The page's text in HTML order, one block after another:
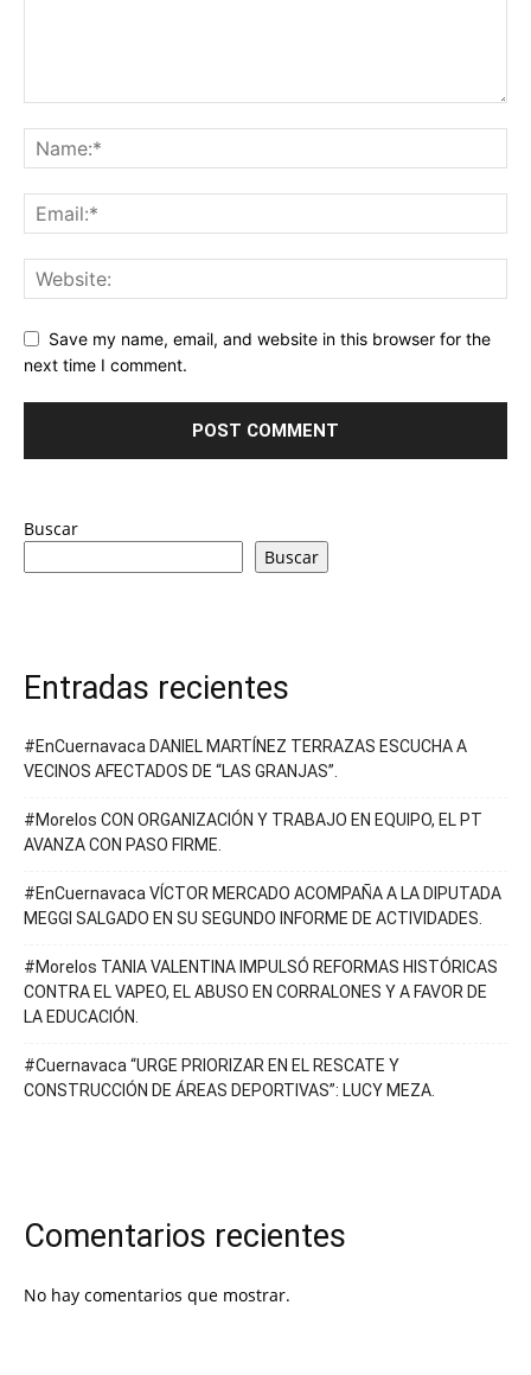
Save my name, email, and website in this browser for the
next time I comment.
Buscar
Buscar
Entradas recientes
#EnCuernavaca DANIEL MARTÍNEZ TERRAZAS ESCUCHA A
VECINOS AFECTADOS DE “LAS GRANJAS”.
#Morelos CON ORGANIZACIÓN Y TRABAJO EN EQUIPO, EL PT
AVANZA CON PASO FIRME.
#EnCuernavaca VÍCTOR MERCADO ACOMPAÑA A LA DIPUTADA
MEGGI SALGADO EN SU SEGUNDO INFORME DE ACTIVIDADES.
#Morelos TANIA VALENTINA IMPULSÓ REFORMAS HISTÓRICAS
CONTRA EL VAPEO, EL ABUSO EN CORRALONES Y A FAVOR DE
LA EDUCACIÓN.
#Cuernavaca “URGE PRIORIZAR EN EL RESCATE Y
CONSTRUCCIÓN DE ÁREAS DEPORTIVAS”: LUCY MEZA.
Comentarios recientes
No hay comentarios que mostrar.